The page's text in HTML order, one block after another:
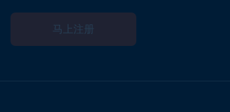
马上注册